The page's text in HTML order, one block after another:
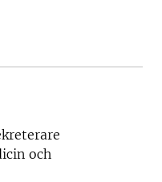
och